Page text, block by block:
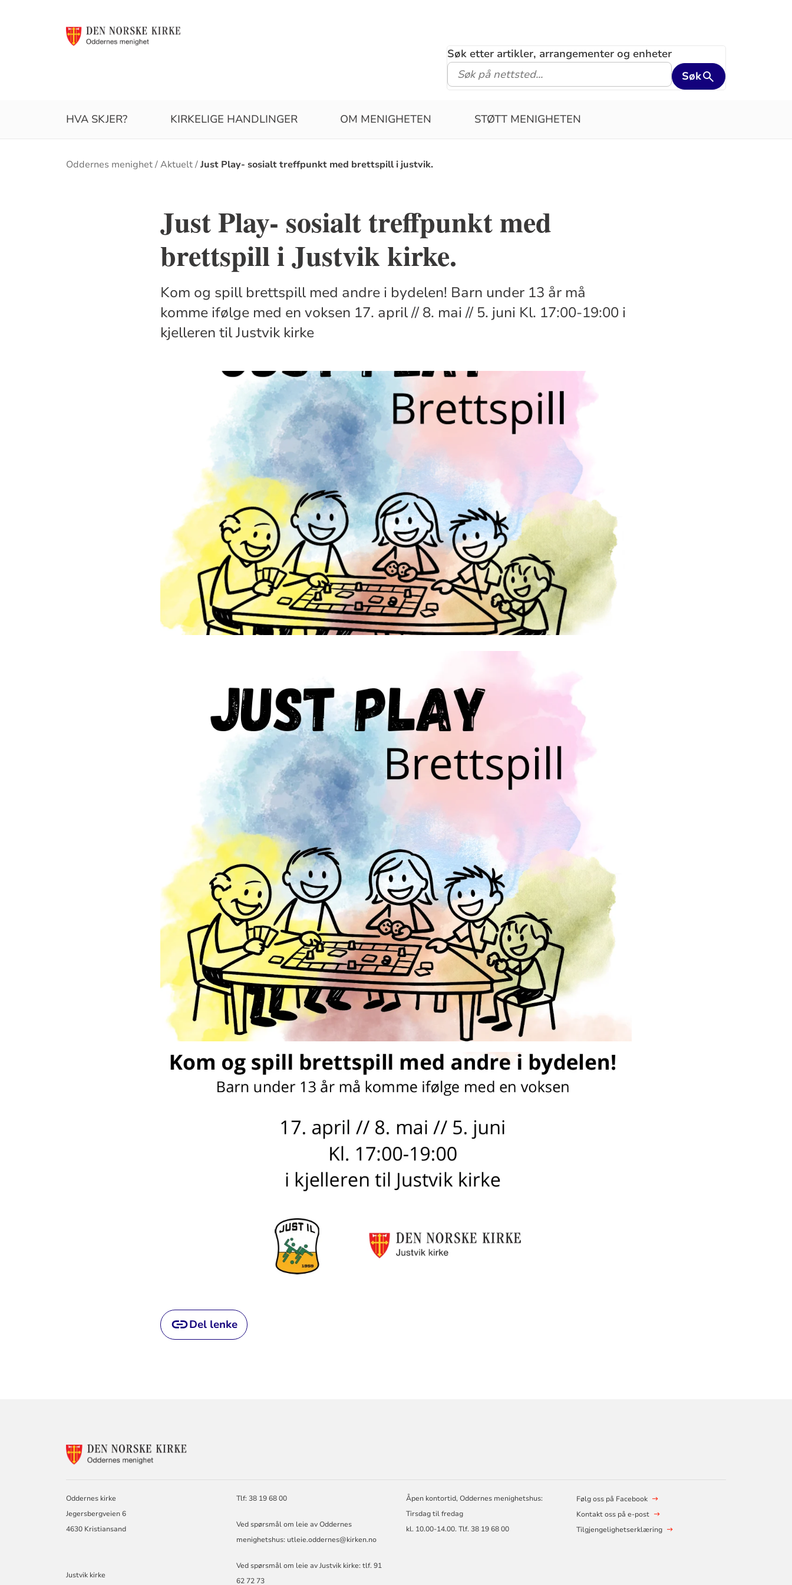
Søk etter artikler, arrangementer og enheter
Søk
HVA SKJER? KIRKELIGE HANDLINGER OM MENIGHETEN STØTT MENIGHETEN
Brødsmulesti
Oddernes menighet Aktuelt Just Play- sosialt treffpunkt med brettspill i justvik.
Just Play- sosialt treffpunkt med
brettspill i Justvik kirke.
Kom og spill brettspill med andre i bydelen! Barn under 13 år må
komme ifølge med en voksen 17. april // 8. mai // 5. juni Kl. 17:00-19:00 i
kjelleren til Justvik kirke
Del lenke
Oddernes kirke
Jegersbergveien 6
4630 Kristiansand
Justvik kirke
Tlf: 38 19 68 00
Ved spørsmål om leie av Oddernes
menighetshus: utleie.oddernes@kirken.no
Ved spørsmål om leie av Justvik kirke: tlf. 91
62 72 73
Åpen kontortid, Oddernes menighetshus:
Tirsdag til fredag
kl. 10.00-14.00. Tlf. 38 19 68 00
Følg oss på Facebook
Kontakt oss på e-post
Tilgjengelighetserklæring